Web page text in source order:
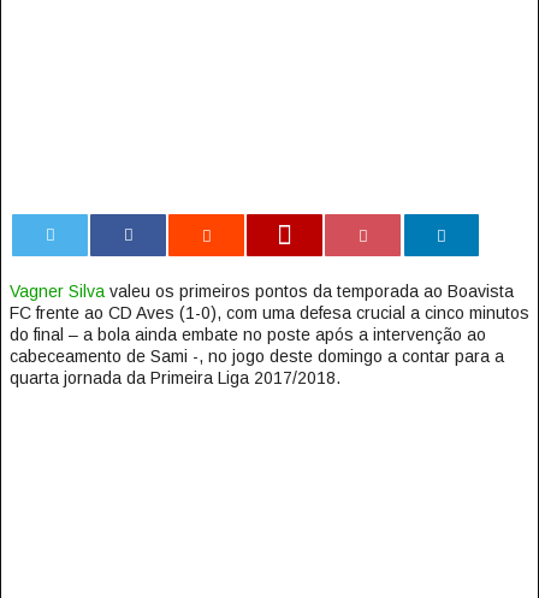
Vagner Silvavaleu os primeiros pontos da temporada ao Boavista
FC frente ao CD Aves (1-0), com uma defesa crucial a cinco minutos
do final – a bola ainda embate no poste após a intervenção ao
cabeceamento de Sami -, no jogo deste domingo a contar para a
quarta jornada da Primeira Liga 2017/2018.